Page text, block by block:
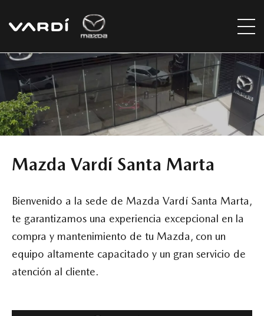
Mazda Vardí Santa Marta
Bienvenido a la sede de Mazda Vardí Santa Marta,
te garantizamos una experiencia excepcional en la
compra y mantenimiento de tu Mazda, con un
equipo altamente capacitado y un gran servicio de
atención al cliente.